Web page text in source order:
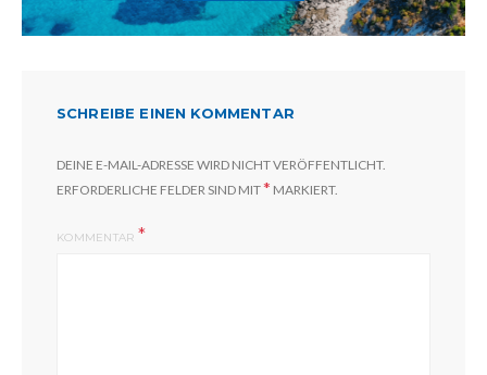
SCHREIBE EINEN KOMMENTAR
DEINE E-MAIL-ADRESSE WIRD NICHT VERÖFFENTLICHT.
ERFORDERLICHE FELDER SIND MIT* MARKIERT.
KOMMENTAR